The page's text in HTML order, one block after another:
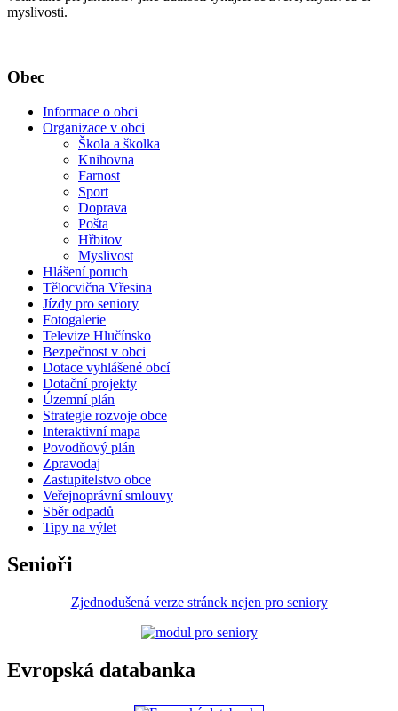
myslivosti.
Obec
Informace o obci
Organizace v obci
Škola a školka
Knihovna
Farnost
Sport
Doprava
Pošta
Hřbitov
Myslivost
Hlášení poruch
Tělocvična Vřesina
Jízdy pro seniory
Fotogalerie
Televize Hlučínsko
Bezpečnost v obci
Dotace vyhlášené obcí
Dotační projekty
Územní plán
Strategie rozvoje obce
Interaktivní mapa
Povodňový plán
Zpravodaj
Zastupitelstvo obce
Veřejnoprávní smlouvy
Sběr odpadů
Tipy na výlet
Senioři
Zjednodušená verze stránek nejen pro seniory
Evropská databanka